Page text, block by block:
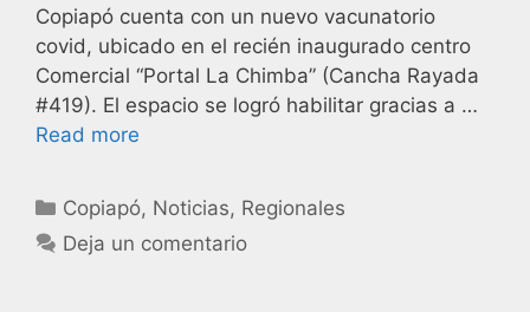
Copiapó cuenta con un nuevo vacunatorio
covid, ubicado en el recién inaugurado centro
Comercial “Portal La Chimba” (Cancha Rayada
#419). El espacio se logró habilitar gracias a …
Read more
Copiapó, Noticias, Regionales
Deja un comentario